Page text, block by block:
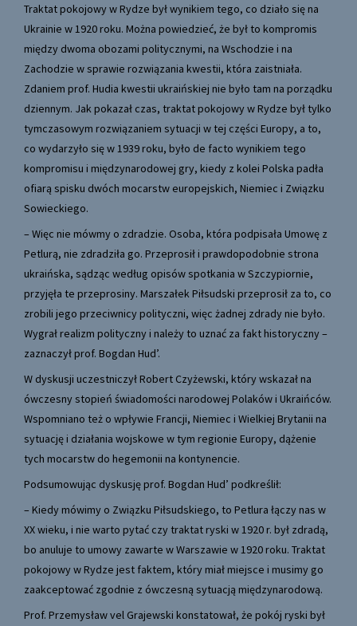
Traktat pokojowy w Rydze był wynikiem tego, co działo się na
Ukrainie w 1920 roku. Można powiedzieć, że był to kompromis
między dwoma obozami politycznymi, na Wschodzie i na
Zachodzie w sprawie rozwiązania kwestii, która zaistniała.
Zdaniem prof. Hudia kwestii ukraińskiej nie było tam na porządku
dziennym. Jak pokazał czas, traktat pokojowy w Rydze był tylko
tymczasowym rozwiązaniem sytuacji w tej części Europy, a to,
co wydarzyło się w 1939 roku, było de facto wynikiem tego
kompromisu i międzynarodowej gry, kiedy z kolei Polska padła
ofiarą spisku dwóch mocarstw europejskich, Niemiec i Związku
Sowieckiego.
– Więc nie mówmy o zdradzie. Osoba, która podpisała Umowę z
Petlurą, nie zdradziła go. Przeprosił i prawdopodobnie strona
ukraińska, sądząc według opisów spotkania w Szczypiornie,
przyjęła te przeprosiny. Marszałek Piłsudski przeprosił za to, co
zrobili jego przeciwnicy polityczni, więc żadnej zdrady nie było.
Wygrał realizm polityczny i należy to uznać za fakt historyczny –
zaznaczył prof. Bogdan Hud’.
W dyskusji uczestniczył Robert Czyżewski, który wskazał na
ówczesny stopień świadomości narodowej Polaków i Ukraińców.
Wspomniano też o wpływie Francji, Niemiec i Wielkiej Brytanii na
sytuację i działania wojskowe w tym regionie Europy, dążenie
tych mocarstw do hegemonii na kontynencie.
Podsumowując dyskusję prof. Bogdan Hud’ podkreślił:
– Kiedy mówimy o Związku Piłsudskiego, to Petlura łączy nas w
XX wieku, i nie warto pytać czy traktat ryski w 1920 r. był zdradą,
bo anuluje to umowy zawarte w Warszawie w 1920 roku. Traktat
pokojowy w Rydze jest faktem, który miał miejsce i musimy go
zaakceptować zgodnie z ówczesną sytuacją międzynarodową.
Prof. Przemysław vel Grajewski konstatował, że pokój ryski był